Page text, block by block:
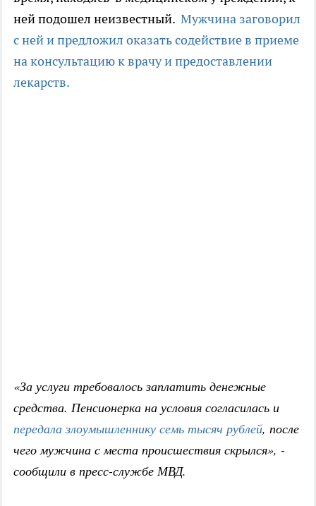
ней подошел неизвестный. Мужчина заговорил
с ней и предложил оказать содействие в приеме
на консультацию к врачу и предоставлении
лекарств.
«За услуги требовалось заплатить денежные
средства. Пенсионерка на условия согласилась и
передала злоумышленнику семь тысяч рублей, после
чего мужчина с места происшествия скрылся», -
сообщили в пресс-службе МВД.